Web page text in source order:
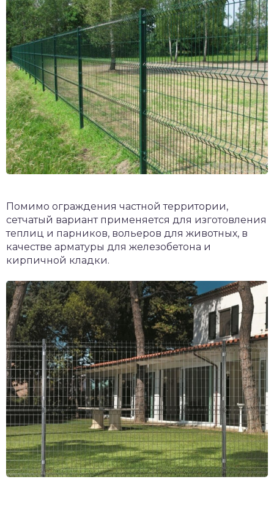
Помимо ограждения частной территории,
сетчатый вариант применяется для изготовления
теплиц и парников, вольеров для животных, в
качестве арматуры для железобетона и
кирпичной кладки.